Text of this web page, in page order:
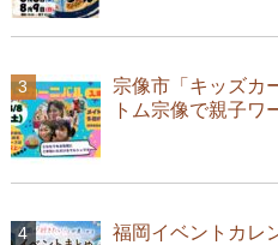
宗像市「キッズカ
トム宗像で親子ワ
福岡イベントカレ